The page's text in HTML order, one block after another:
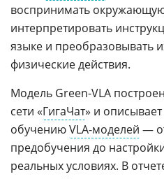
воспринимать
интерпретировать
языке и преобразовывать
физические действия.
Модель Green-VLA
сети «ГигаЧат» и
обучениюVLA-моделей —
предобучения до
реальных условиях. В